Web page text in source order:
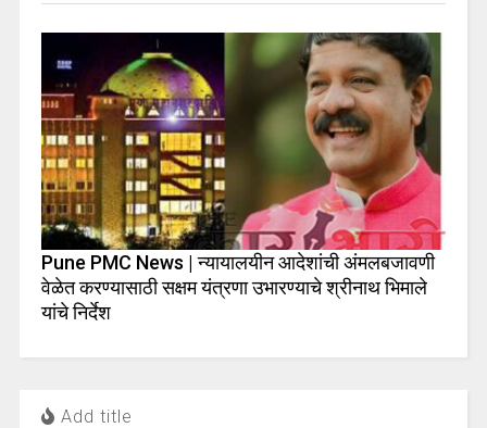
Pune PMC News | न्यायालयीन आदेशांची अंमलबजावणी
वेळेत करण्यासाठी सक्षम यंत्रणा उभारण्याचे श्रीनाथ भिमाले
यांचे निर्देश
Add title